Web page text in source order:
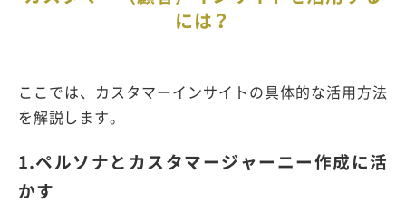
には？
ここでは、カスタマーインサイトの具体的な活用方法
を解説します。
1.ペルソナとカスタマージャーニー作成に活
かす